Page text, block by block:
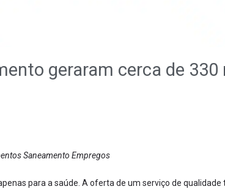
geraram cerca de 330
Saneamento Empregos
para a saúde. A oferta de um serviço de qualidade